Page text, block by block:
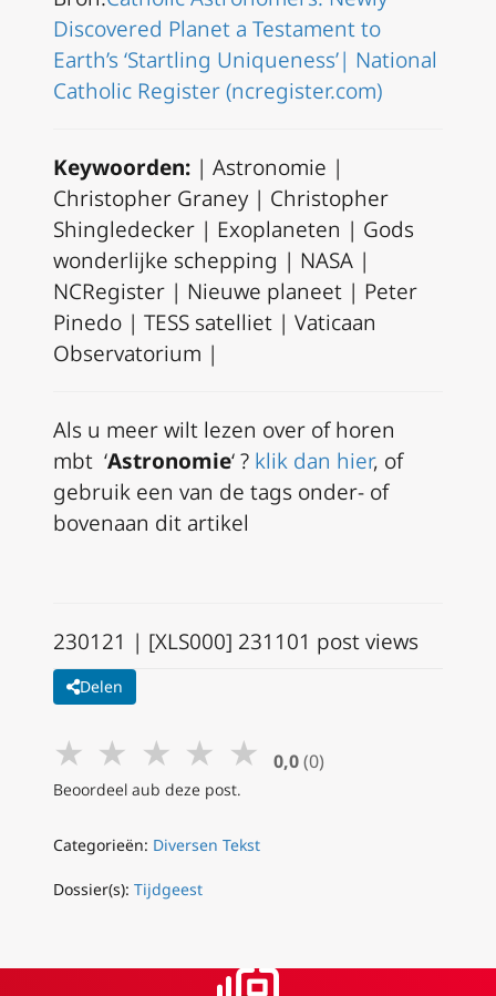
Discovered Planet a Testament to
Earth’s ‘Startling Uniqueness’| National
Catholic Register (ncregister.com)
Keywoorden: | Astronomie |
Christopher Graney | Christopher
Shingledecker | Exoplaneten | Gods
wonderlijke schepping | NASA |
NCRegister | Nieuwe planeet | Peter
Pinedo | TESS satelliet | Vaticaan
Observatorium |
Als u meer wilt lezen over of horen
mbt ‘Astronomie‘ ? klik dan hier, of
gebruik een van de tags onder- of
bovenaan dit artikel
230121 | [XLS000] 231101 post views
Delen
★ ★ ★ ★ ★ 0,0 (0)
Beoordeel aub deze post.
Categorieën: Diversen Tekst
Dossier(s): Tijdgeest